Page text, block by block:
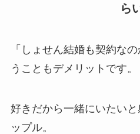
ら
「しょせん結婚も契約な
うこともデメリットです。
好きだから一緒にいたい
ップル。